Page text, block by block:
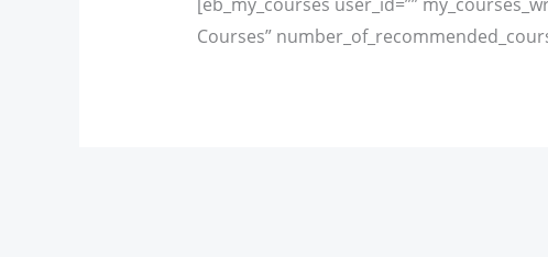
[eb_my_courses user_id=””
Courses”